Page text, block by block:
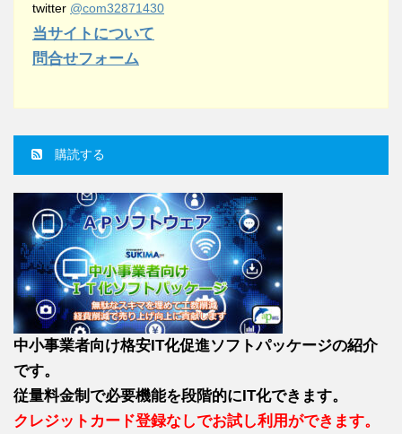
twitter @com32871430
当サイトについて
問合せフォーム
購読する
中小事業者向け格安IT化促進ソフトパッケージの紹介
です。
従量料金制で必要機能を段階的にIT化できます。
クレジットカード登録なしでお試し利用ができます。